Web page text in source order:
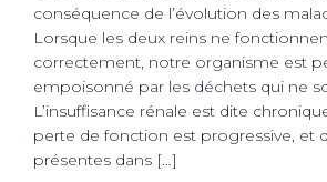
conséquence de l’évolution des
Lorsque les deux reins ne
correctement, notre organisme est
empoisonné par les déchets qui ne
L’insuffisance rénale est dite
perte de fonction est progressive, et
présentes dans […]